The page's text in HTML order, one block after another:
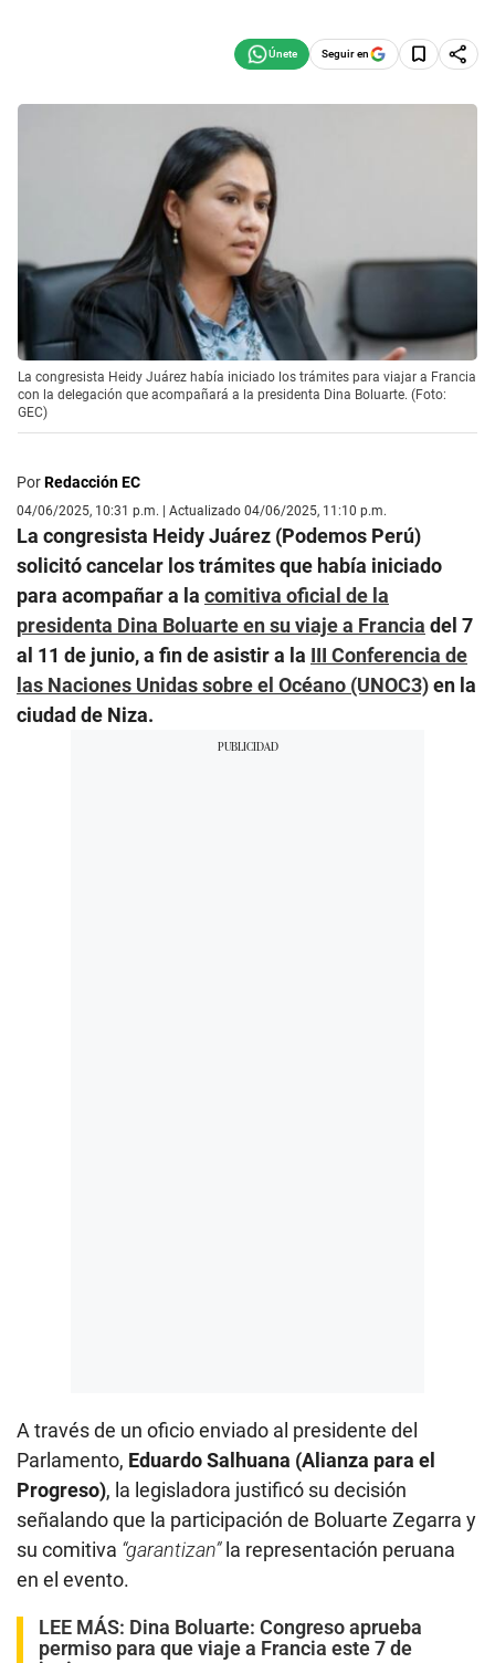
Seguir en
La congresista Heidy Juárez había iniciado los trámites para viajar a Francia
con la delegación que acompañará a la presidenta Dina Boluarte. (Foto:
GEC)
PorRedacción EC
04/06/2025, 10:31 p.m. | Actualizado 04/06/2025, 11:10 p.m.
La congresista Heidy Juárez (Podemos Perú)
solicitó cancelar los trámites que había iniciado
para acompañar a la comitiva oficial de la
presidenta Dina Boluarte en su viaje a Francia del 7
al 11 de junio, a fin de asistir a la III Conferencia de
las Naciones Unidas sobre el Océano (UNOC3)en la
ciudad de Niza.
A través de un oficio enviado al presidente del
Parlamento, Eduardo Salhuana (Alianza para el
Progreso), la legisladora justificó su decisión
señalando que la participación de Boluarte Zegarra y
su comitiva “garantizan”la representación peruana
en el evento.
LEE MÁS: Dina Boluarte: Congreso aprueba
permiso para que viaje a Francia este 7 de